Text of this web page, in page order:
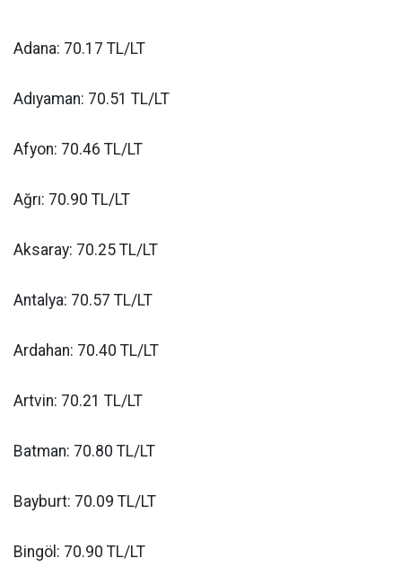
Adana: 70.17 TL/LT
Adıyaman: 70.51 TL/LT
Afyon: 70.46 TL/LT
Ağrı: 70.90 TL/LT
Aksaray: 70.25 TL/LT
Antalya: 70.57 TL/LT
Ardahan: 70.40 TL/LT
Artvin: 70.21 TL/LT
Batman: 70.80 TL/LT
Bayburt: 70.09 TL/LT
Bingöl: 70.90 TL/LT